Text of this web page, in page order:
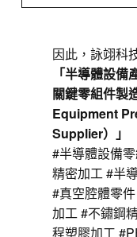
因此，詠翊科
「半導體設
關鍵零組件製
Equipment
Supplier）」
#半導體設備
精密加工 #半
#真空腔體零
加工 #不鏽鋼
程塑膠加工